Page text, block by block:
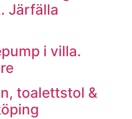
Järfälla
i villa.
toalettstol &